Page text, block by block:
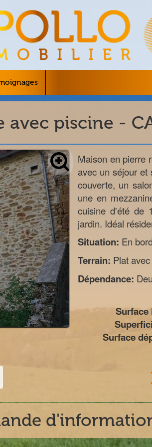
avec piscine -
Maison en pierre
avec un séjour et
couverte, un
une en
cuisine d'été de
jardin. Idéal
Situation: En
Terrain: Plat
Dépendance:
Surface
Surface